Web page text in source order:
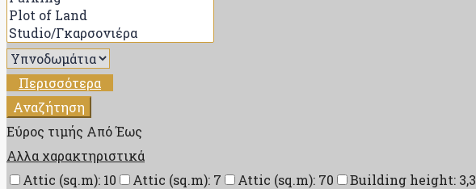
BLOG
Περισσότερα
Αναζήτηση
Εύρος τιμής ΑπόΈως
Αλλα χαρακτηριστικά
Attic (sq.m): 10
Attic (sq.m): 7 Attic (sq.m): 70 Building height: 3,3